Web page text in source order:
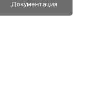
Документация